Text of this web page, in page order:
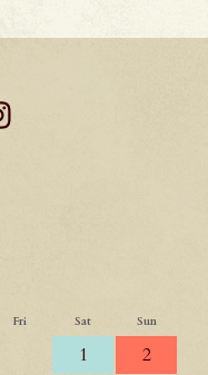
Fri Sat Sun
1
2